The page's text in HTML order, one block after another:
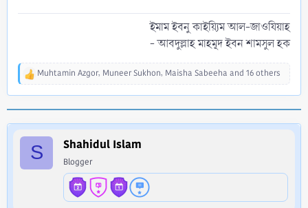
ইমাম ইবনু কাইয়্যিম আল-জাওযিয়াহ
- আবদুল্লাহ মাহমূদ ইবন শামসুল হক​
R
t
i
Muhtamin Azgor, Muneer Sukhon, Maisha Sabeeha and 16 others
S Shahidul Islam
Blogger